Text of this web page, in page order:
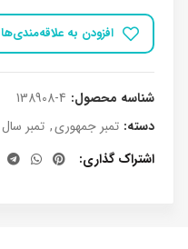
افزودن به علاقه‌مندی‌ها
شناسه محصول: 138908-4
دسته: تمبر جمهوری, تمبر سال 1389
اشتراک گذاری